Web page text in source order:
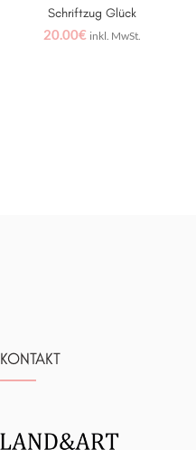
WEITERLESEN
Schriftzug Glück
20.00€ inkl. MwSt.
KONTAKT